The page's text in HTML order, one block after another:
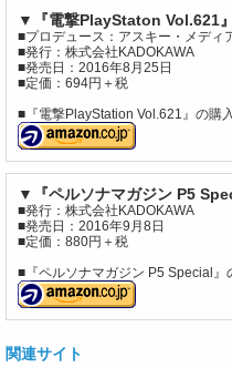
▼『電撃PlayStaton Vol.621』
■プロデュース：アスキー・メディ
■発行：株式会社KADOKAWA
■発売日：2016年8月25日
■定価：694円＋税
■『電撃PlayStation Vol.621』の購
▼『ペルソナマガジン P5
■発行：株式会社KADOKAWA
■発売日：2016年9月8日
■定価：880円＋税
■『ペルソナマガジン P5 Special』
関連サイト